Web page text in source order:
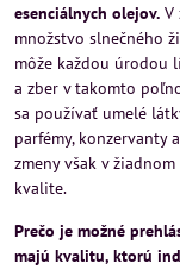
esenciálnych olejov. V
množstvo slnečného
môže každou úrodou
a zber v takomto
sa používať umelé
parfémy, konzervanty
zmeny však v
kvalite.
Prečo je možné
majú kvalitu, ktorú